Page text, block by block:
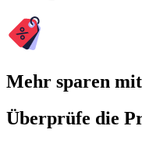
Mehr sparen
Überprüfe die